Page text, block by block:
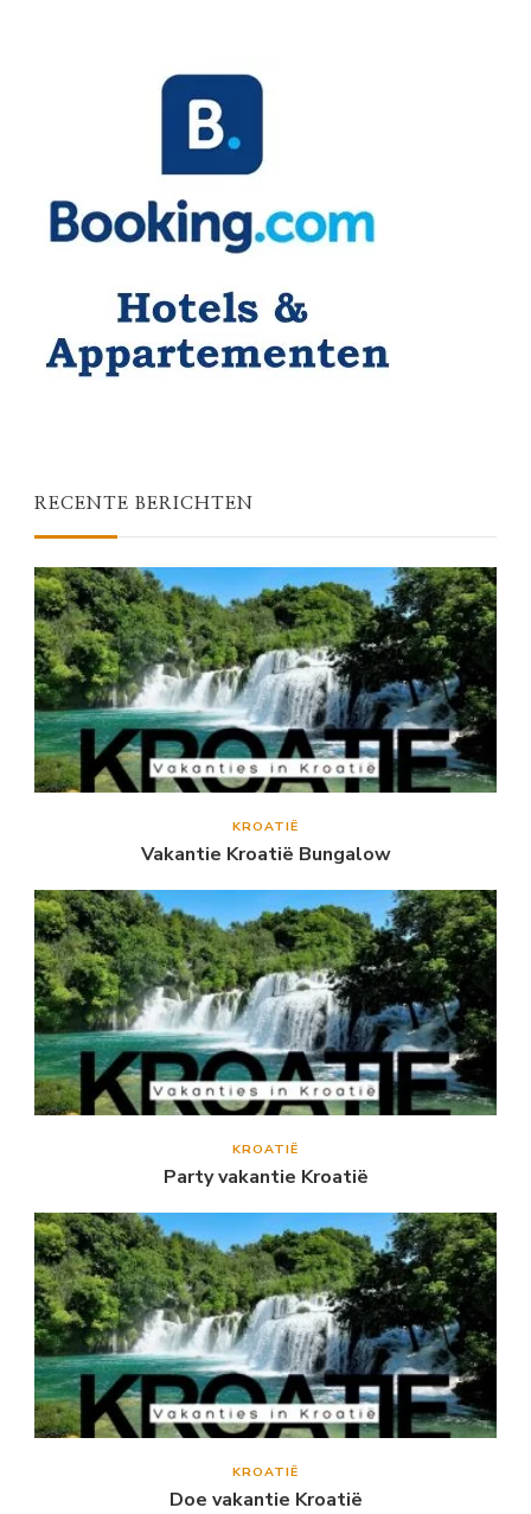
RECENTE BERICHTEN
KROATIË
Vakantie Kroatië Bungalow
KROATIË
Party vakantie Kroatië
KROATIË
Doe vakantie Kroatië